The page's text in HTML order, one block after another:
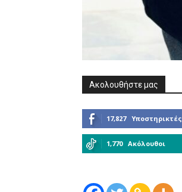
Ακολουθήστε μας
17,827 Υποστηρικτές
1,770 Ακόλουθοι